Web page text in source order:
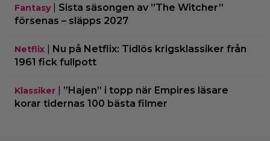
Fantasy| Sista säsongen av ”The Witcher”
försenas – släpps 2027
Netflix
Nu på Netflix: Tidlös krigsklassiker från
1961 fick fullpott
Klassiker
”Hajen” i topp när Empires läsare
korar tidernas 100 bästa filmer